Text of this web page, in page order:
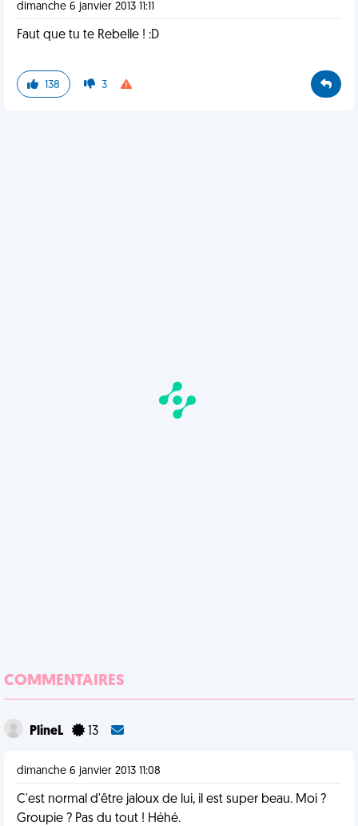
dimanche 6 janvier 2013 11:11
Faut que tu te Rebelle ! :D
138 3
COMMENTAIRES
PlineL 13
dimanche 6 janvier 2013 11:08
C'est normal d'être jaloux de lui, il est super beau. Moi ?
Groupie ? Pas du tout ! Héhé.